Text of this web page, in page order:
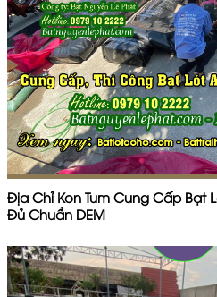
Địa Chỉ Kon Tum Cung Cấp Bạt
Đủ Chuẩn DEM